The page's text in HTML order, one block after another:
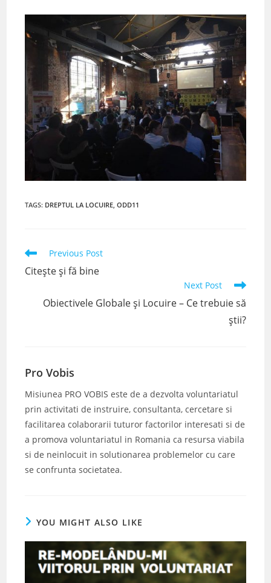
TAGS: DREPTUL LA LOCUIRE, ODD11
Read
articles
Previous Post
Citește și fă bine
Next Post
Obiectivele Globale și Locuire – Ce trebuie să
știi?
Pro Vobis
Misiunea PRO VOBIS este de a dezvolta voluntariatul
prin activitati de instruire, consultanta, cercetare si
facilitarea colaborarii tuturor factorilor interesati si de
a promova voluntariatul in Romania ca resursa viabila
si de neinlocuit in solutionarea problemelor cu care
se confrunta societatea.
YOU MIGHT ALSO LIKE